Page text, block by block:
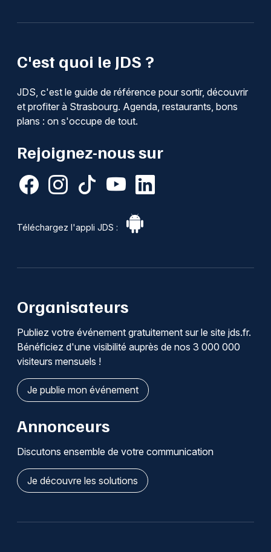
C'est quoi le JDS ?
JDS, c'est le guide de référence pour sortir, découvrir
et profiter à Strasbourg. Agenda, restaurants, bons
plans : on s'occupe de tout.
Rejoignez-nous sur
Téléchargez l'appli JDS :
Organisateurs
Publiez votre événement gratuitement sur le site jds.fr.
Bénéficiez d'une visibilité auprès de nos 3 000 000
visiteurs mensuels !
Je publie mon événement
Annonceurs
Discutons ensemble de votre communication
Je découvre les solutions